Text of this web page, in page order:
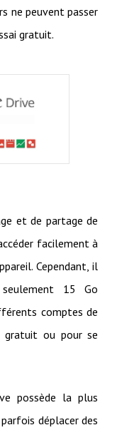
ne peuvent passer
gratuit.
et de partage de
facilement à
Cependant, il
15 Go
comptes de
gratuit ou pour se
possède la plus
déplacer des